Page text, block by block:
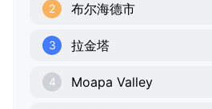
2 布尔海德市
3 拉金塔
4 Moapa Valley